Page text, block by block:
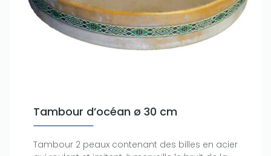
Tambour d’océan ø 30 cm
Tambour 2 peaux contenant des billes en acier